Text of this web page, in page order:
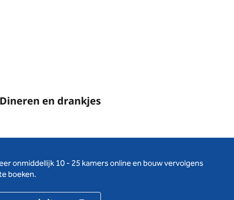
Dineren en drankjes
onmiddellijk 10 - 25 kamers online en bouw vervolgens
boeken.